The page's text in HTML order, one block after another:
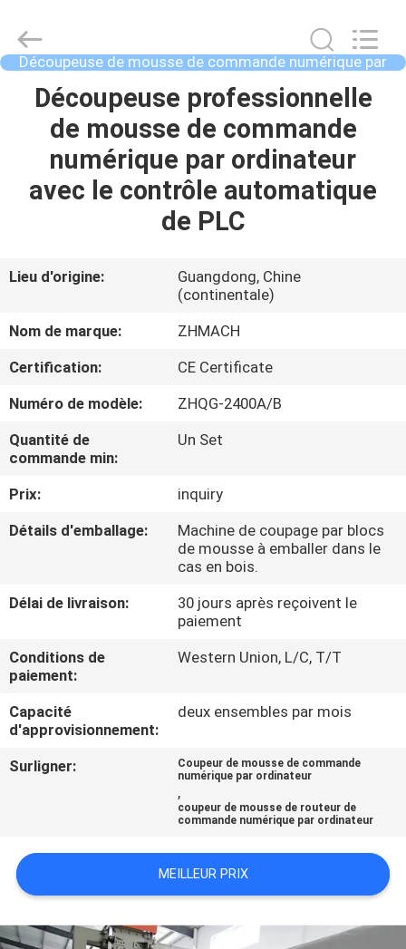
MAISON
PRODUITS
SUJET
NOUS
VISITE
CONTRÔLE
QUALITÉ
CONTACTEZ-
DEMANDEZ
UNE
SITE
POLITIQUE
equipment
ltd.
All
Découpeuse de mousse de commande numérique par
ordinateur
Découpeuse professionnelle
de mousse de commande
numérique par ordinateur
avec le contrôle automatique
de PLC
Lieu d'origine:
Guangdong, Chine
(continentale)
Nom de marque:
ZHMACH
Certification:
CE Certificate
Numéro de modèle:
ZHQG-2400A/B
Quantité de
commande min:
Un Set
Prix:
inquiry
Détails d'emballage:
Machine de coupage par blocs
de mousse à emballer dans le
cas en bois.
Délai de livraison:
30 jours après reçoivent le
paiement
Conditions de
paiement:
Western Union, L/C, T/T
Capacité
d'approvisionnement:
deux ensembles par mois
Surligner:
Coupeur de mousse de commande
numérique par ordinateur
,
coupeur de mousse de routeur de
commande numérique par ordinateur
MEILLEUR PRIX